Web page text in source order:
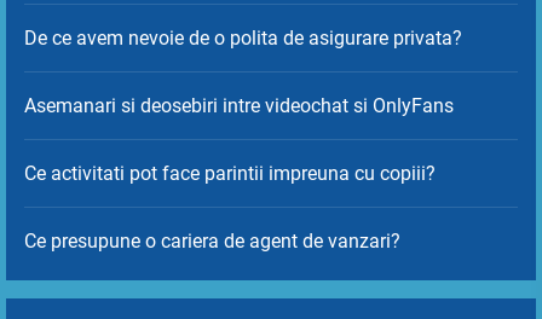
De ce avem nevoie de o polita de asigurare privata?
Asemanari si deosebiri intre videochat si OnlyFans
Ce activitati pot face parintii impreuna cu copiii?
Ce presupune o cariera de agent de vanzari?